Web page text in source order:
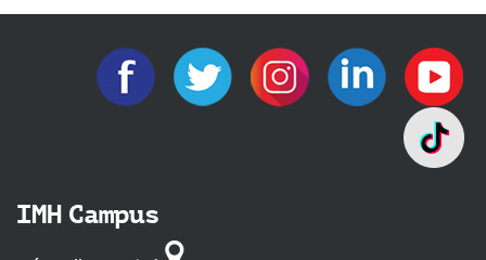
IMH Campus